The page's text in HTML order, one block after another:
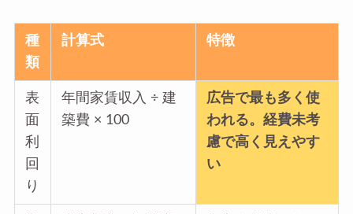
種
類
計算式 特徴
表
面
利
回
り
年間家賃収入 ÷ 建
築費 × 100
広告で最も多く使
われる。経費未考
慮で高く見えやす
い